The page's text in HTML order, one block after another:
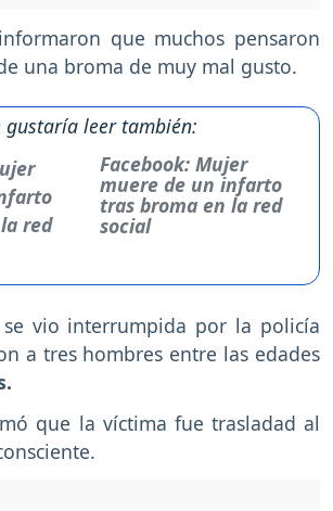
que muchos pensaron
una broma de muy mal gusto.
gustaría leer también:
Facebook: Mujer
muere de un infarto
tras broma en la red
social
se vio interrumpida por la policía
a tres hombres entre las edades
que la víctima fue trasladad al